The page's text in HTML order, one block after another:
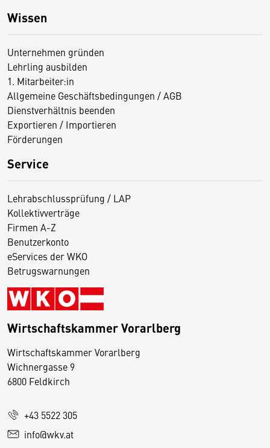
Wissen
Unternehmen gründen
Lehrling ausbilden
1. Mitarbeiter:in
Allgemeine Geschäftsbedingungen / AGB
Dienstverhältnis beenden
Exportieren / Importieren
Förderungen
Service
Lehrabschlussprüfung / LAP
Kollektivverträge
Firmen A-Z
Benutzerkonto
eServices der WKO
Betrugswarnungen
Wirtschaftskammer Vorarlberg
Wirtschaftskammer Vorarlberg
Wichnergasse 9
6800 Feldkirch
+43 5522 305
info@wkv.at
D
i
e
e
S